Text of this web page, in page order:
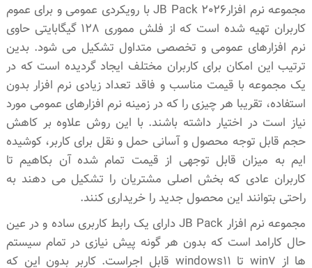
مجموعه نرم افزارJB Pack 2026 با رویکردی عمومی و برای عموم
کاربران تهیه شده است که از فلش مموری 128 گیگابایتی حاوی
نرم افزارهای عمومی و تخصصی متداول تشکیل می شود. بدین
ترتیب این امکان برای کاربران مختلف ایجاد گردیده است که در
یک مجموعه با قیمت مناسب و فاقد تعداد زیادی نرم افزار بدون
استفاده، تقریبا هر چیزی را که در زمینه نرم افزارهای عمومی مورد
نیاز است در اختیار داشته باشند. با این روش علاوه بر کاهش
حجم قابل توجه محصول و آسانی حمل و نقل برای کاربر، کوشیده
ایم به میزان قابل توجهی از قیمت تمام شده آن بکاهیم تا
کاربران عادی که بخش اصلی مشتریان را تشکیل می دهند به
راحتی بتوانند این محصول جدید را خریداری کنند.
مجموعه نرم افزار JB Pack دارای یک رابط کاربری ساده و در عین
حال کارامد است که بدون هر گونه پیش نیازی در تمام سیستم
ها از win7 تا windows11 قابل اجراست. کاربر بدون این که